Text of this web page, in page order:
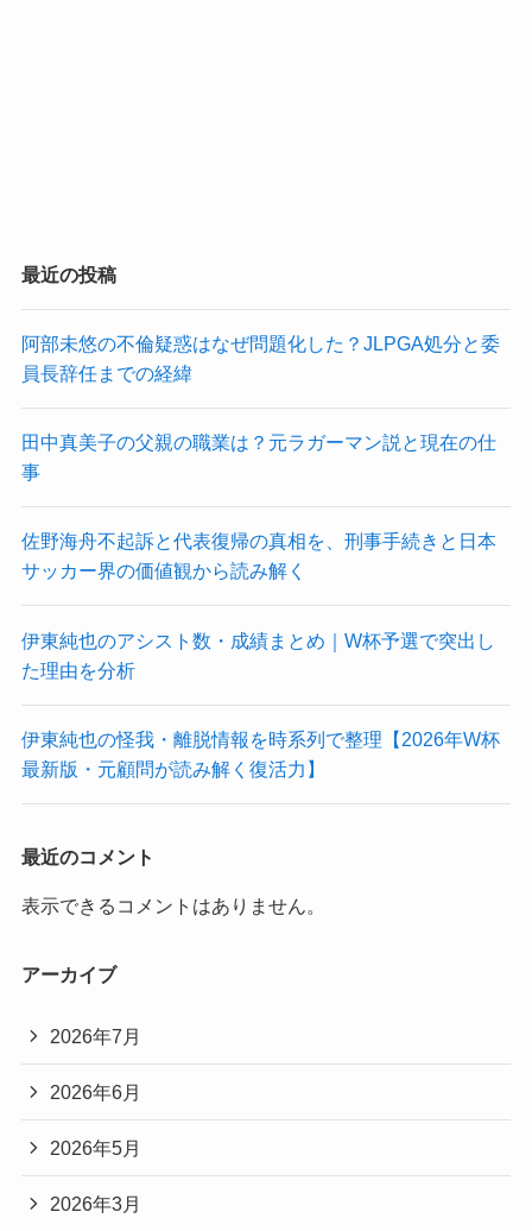
最近の投稿
阿部未悠の不倫疑惑はなぜ問題化した？JLPGA処分と委
員長辞任までの経緯
田中真美子の父親の職業は？元ラガーマン説と現在の仕
事
佐野海舟不起訴と代表復帰の真相を、刑事手続きと日本
サッカー界の価値観から読み解く
伊東純也のアシスト数・成績まとめ｜W杯予選で突出し
た理由を分析
伊東純也の怪我・離脱情報を時系列で整理【2026年W杯
最新版・元顧問が読み解く復活力】
最近のコメント
表示できるコメントはありません。
アーカイブ
2026年7月
2026年6月
2026年5月
2026年3月